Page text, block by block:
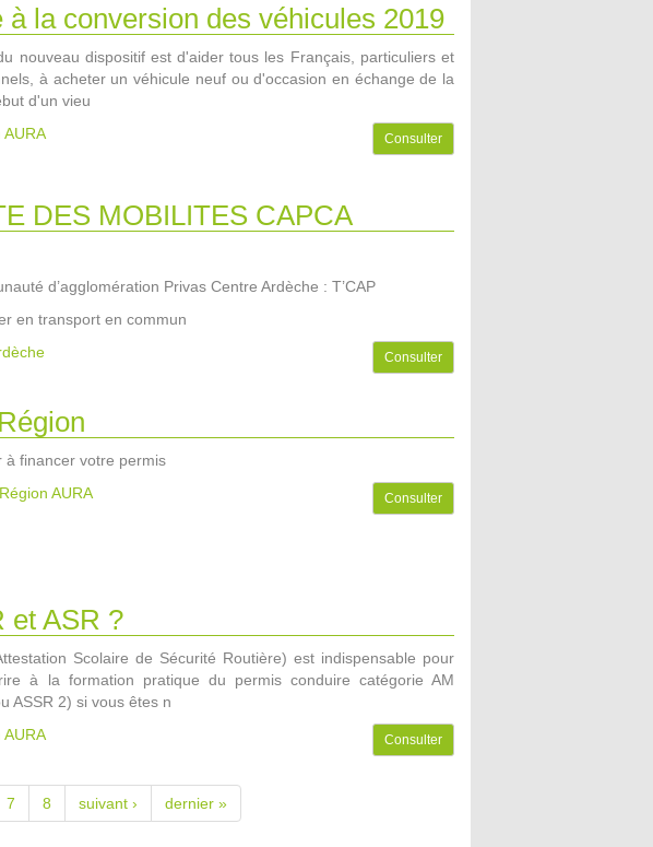
à la conversion des véhicules 2019
nouveau dispositif est d'aider tous les Français, particuliers et
à acheter un véhicule neuf ou d'occasion en échange de la
d'un vieu
AURA
Consulter
DES MOBILITES CAPCA
d’agglomération Privas Centre Ardèche : T’CAP
en transport en commun
Consulter
à financer votre permis
AURA
Consulter
et ASR ?
Scolaire de Sécurité Routière) est indispensable pour
à la formation pratique du permis conduire catégorie AM
ASSR 2) si vous êtes n
AURA
Consulter
7 8 suivant ›
dernier »